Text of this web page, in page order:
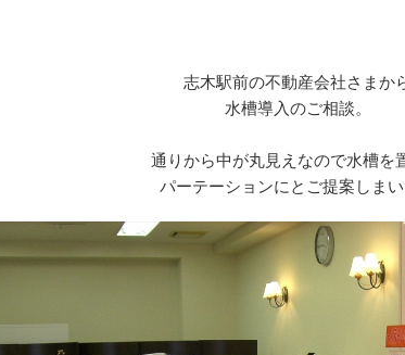
志木駅前の不動産会社さまか
水槽導入のご相談。
通りから中が丸見えなので水槽を
パーテーションにとご提案しま